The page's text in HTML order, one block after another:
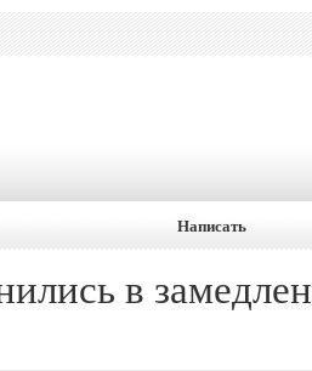
Написать
в